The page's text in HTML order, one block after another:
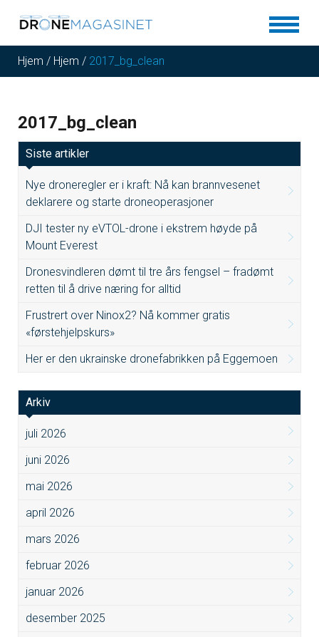
Hjem / Hjem / 2017_bg_clean
2017_bg_clean
Siste artikler
Nye droneregler er i kraft: Nå kan brannvesenet
deklarere og starte droneoperasjoner
DJI tester ny eVTOL-drone i ekstrem høyde på
Mount Everest
Dronesvindleren dømt til tre års fengsel – fradømt
retten til å drive næring for alltid
Frustrert over Ninox2? Nå kommer gratis
«førstehjelpskurs»
Her er den ukrainske dronefabrikken på Eggemoen
Arkiv
juli 2026
juni 2026
mai 2026
april 2026
mars 2026
februar 2026
januar 2026
desember 2025